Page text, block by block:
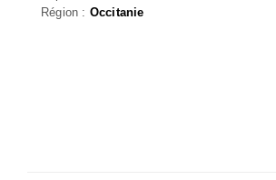
Région : Occitanie